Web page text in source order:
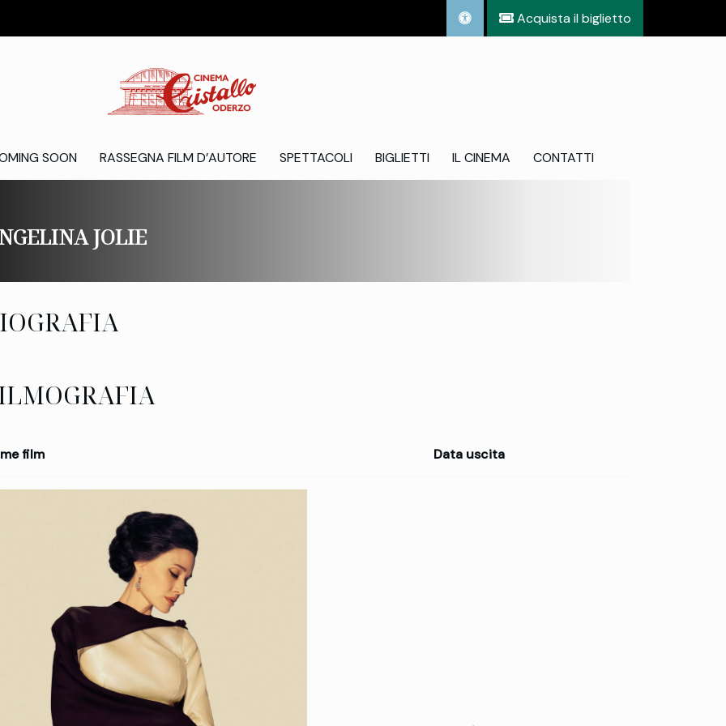
Acquista il biglietto
SOON RASSEGNA FILM D’AUTORE SPETTACOLI BIGLIETTI IL CINEMA CONTATTI
JOLIE
film Data uscita